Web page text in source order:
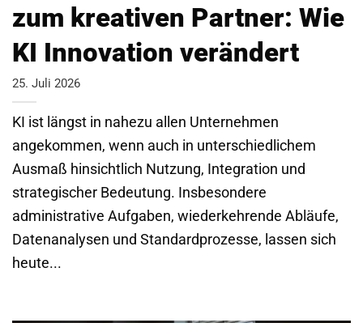
zum kreativen Partner: Wie
KI Innovation verändert
25. Juli 2026
KI ist längst in nahezu allen Unternehmen
angekommen, wenn auch in unterschiedlichem
Ausmaß hinsichtlich Nutzung, Integration und
strategischer Bedeutung. Insbesondere
administrative Aufgaben, wiederkehrende Abläufe,
Datenanalysen und Standardprozesse, lassen sich
heute...